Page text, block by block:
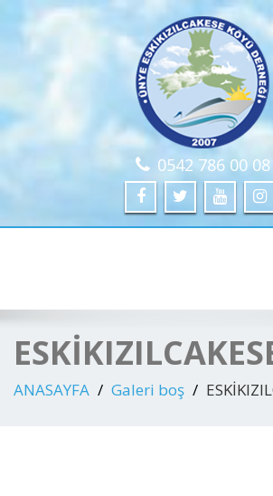
www.ünye.com 0542 786 00 08
ANASAYFA Galeri boş